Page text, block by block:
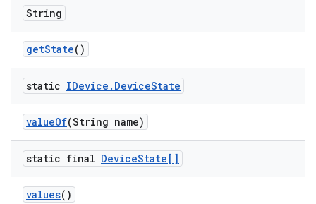
String
getState()
static IDevice . DeviceState
valueOf(String name)
static final DeviceState[]
values()